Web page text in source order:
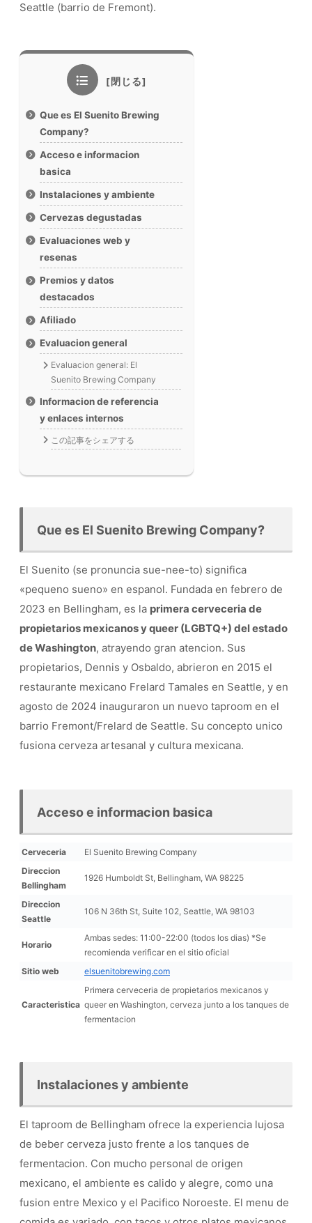
Seattle (barrio de Fremont).
Que es El Suenito Brewing
Company?
Acceso e informacion
basica
Instalaciones y ambiente
Cervezas degustadas
Evaluaciones web y
resenas
Premios y datos
destacados
Afiliado
Evaluacion general
Evaluacion general: El
Suenito Brewing Company
Informacion de referencia
y enlaces internos
この記事をシェアする
Que es El Suenito Brewing Company?
El Suenito (se pronuncia sue-nee-to) significa
«pequeno sueno» en espanol. Fundada en febrero de
2023 en Bellingham, es la primera cerveceria de
propietarios mexicanos y queer (LGBTQ+) del estado
de Washington, atrayendo gran atencion. Sus
propietarios, Dennis y Osbaldo, abrieron en 2015 el
restaurante mexicano Frelard Tamales en Seattle, y en
agosto de 2024 inauguraron un nuevo taproom en el
barrio Fremont/Frelard de Seattle. Su concepto unico
fusiona cerveza artesanal y cultura mexicana.
Acceso e informacion basica
Cerveceria
El Suenito Brewing Company
Direccion
Bellingham
1926 Humboldt St, Bellingham, WA 98225
Direccion
Seattle
106 N 36th St, Suite 102, Seattle, WA 98103
Horario
Ambas sedes: 11:00-22:00 (todos los dias) *Se
recomienda verificar en el sitio oficial
Sitio web
elsuenitobrewing.com
Caracteristica
Primera cerveceria de propietarios mexicanos y
queer en Washington, cerveza junto a los tanques de
fermentacion
Instalaciones y ambiente
El taproom de Bellingham ofrece la experiencia lujosa
de beber cerveza justo frente a los tanques de
fermentacion. Con mucho personal de origen
mexicano, el ambiente es calido y alegre, como una
fusion entre Mexico y el Pacifico Noroeste. El menu de